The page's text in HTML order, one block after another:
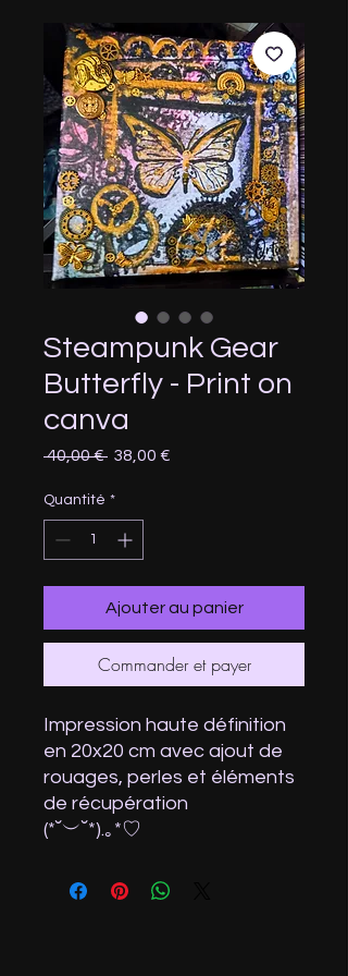
Steampunk Gear
Butterfly - Print on
canva
40,00 € Prix
38,00 €
Quantité *
Ajouter au panier
Commander et payer
Impression haute définition
en 20x20 cm avec ajout de
rouages, perles et éléments
de récupération
(⁠*⁠˘⁠︶⁠˘⁠*⁠)⁠.⁠｡⁠*⁠♡